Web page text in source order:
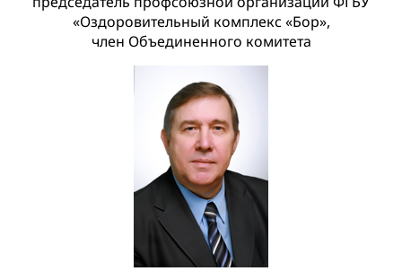
«Оздоровительный комплекс «Бор»,
член Объединенного комитета